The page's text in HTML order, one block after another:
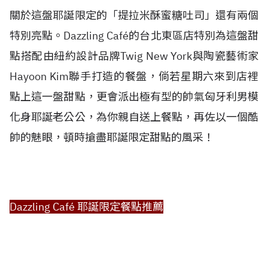
關於這盤耶誕限定的「提拉米酥蜜糖吐司」還有兩個
特別亮點。Dazzling Café的台北東區店特別為這盤甜
點搭配由紐約設計品牌Twig New York與陶瓷藝術家
Hayoon Kim聯手打造的餐盤，倘若星期六來到店裡
點上這一盤甜點，更會派出極有型的帥氣匈牙利男模
化身耶誕老公公，為你親自送上餐點，再佐以一個酷
帥的魅眼，頓時搶盡耶誕限定甜點的風采！
Dazzling Café 耶誕限定餐點推薦